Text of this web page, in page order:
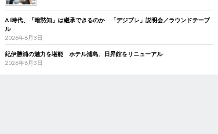
AI時代、「暗黙知」は継承できるのか 「デジブレ」説明会／ラウンドテーブ
ル
2026年8月3日
紀伊勝浦の魅力を堪能 ホテル浦島、日昇館をリニューアル
2026年8月3日